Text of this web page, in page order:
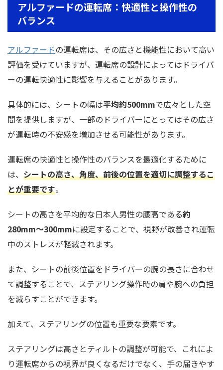
アルファードの運転席：快適性と操作性の
バランス
アルファードの運転席は、その広さと機能性において高い
評価を受けていますが、運転席の設計によってはドライバ
ーの運転快適性に影響を与えることがあります。
具体的には、シートの幅は平均約500mmで広々とした空
間を提供しますが、一部のドライバーにとってはその広さ
が運転時の不安感を増加させる可能性があります。
運転席の快適性と操作性のバランスを最適化するために
は、 シートの高さ、角度、前後の位置を適切に調整するこ
とが重要です。
シートの高さを平均的な日本人男性の腰高である約
280mm～300mmに設定することで、視野が改善され運転
中のストレスが軽減されます。
また、シートの前後位置をドライバーの腕の長さに合わせ
て調整することで、ステアリング操作時の肩や腕への負担
を減らすことができます。
加えて、ステアリングの位置も重要な要素です。
ステアリングは高さとティルトの調整が可能で、これによ
り運転席からの視界が良くなるだけでなく、手の届きやす